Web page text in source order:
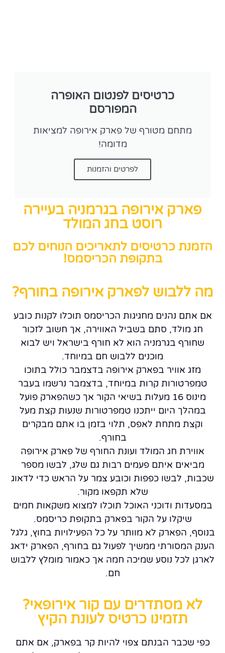
כרטיסים לפנטום האופרה
המפורסם
מתחם מטורף של פארק אירופה למציאות
מדומה!
לפרטים והזמנות
פארק אירופה בגרמניה בעיירה
רוסט בחג המולד
הזמנת כרטיסים לתאריכים הנוחים לכם
בתקופת הכריסמס!
מה ללבוש לפארק אירופה בחורף?
אם אתם נהנים מחגיגות הכריסמס תוכלו לקנות כובע
חג מולד, סתם בשביל האווירה, אך חשוב לזכור
שחורף בגרמניה הוא לא חורף בישראל ויש לבוא
מוכנים ללבוש חם במיוחד.
מזג אוויר בפארק אירופה בדצמבר כולל בתוכו
טמפרטורות קרות במיוחד, בדצמבר נרשמו בעבר
מינוס 16 מעלות בשיאי הקור אך כשהפארק פועל
במהלך היום ייתכנו טמפרטורות שנעות קצת מעל
וקצת מתחת לאפס, תלוי בזמן בו אתם מבקרים
בחורף.
אווירת חג המולד ועונת החורף של פארק אירופה
מביאים איתם פעמים רבות גם שלג, לבשו מספר
שכבות, לבשו כפפות וכובע צמר על הראש כדי לדאוג
שלא תקפאו מקור.
במסעדות ודוכני האוכל תוכלו למצוא משקאות חמים
שיקלו על הקור בפארק בתקופת כריסמס.
בנוסף, הפארק לא מוותר על כל הפעילויות בחוץ, גלגל
הענק המסורתי ממשיך לפעול גם בחורף, הפארק ידאג
לארגן לכל נוסע שמיכה חמה אך כאמור מומלץ ללבוש
חם.
לא מסתדרים עם קור אירופאי?
תזמינו כרטיס לעונת הקיץ
כפי שכבר הבנתם צפוי להיות קר בפארק, אם אתם